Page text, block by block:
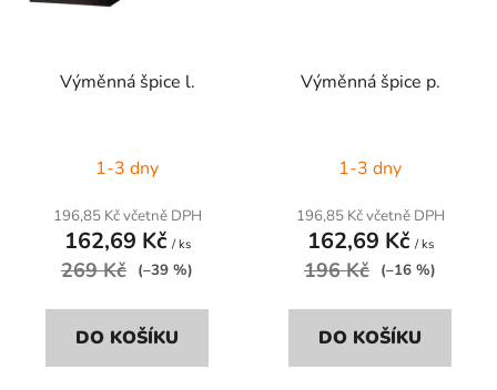
Výměnná špice l.
1-3 dny
196,85 Kč včetně DPH
162,69 Kč / ks
269 Kč (–39 %)
DO KOŠÍKU
Výměnná špice p.
1-3 dny
196,85 Kč včetně DPH
162,69 Kč / ks
196 Kč (–16 %)
DO KOŠÍKU